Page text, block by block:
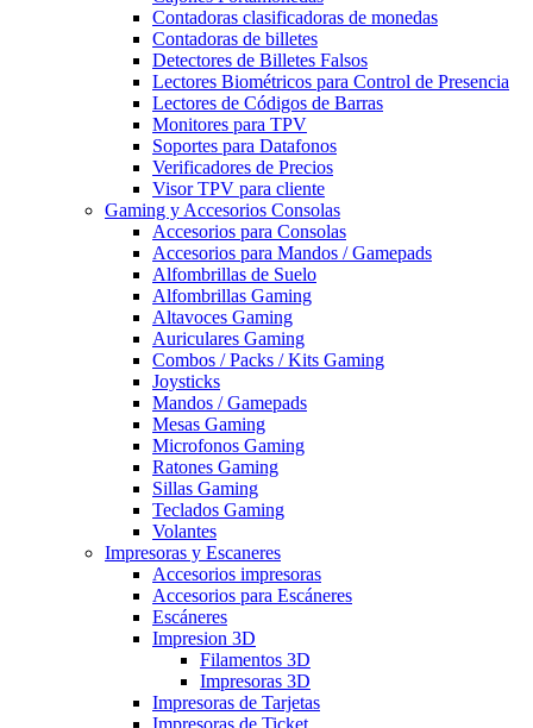
Contadoras clasificadoras de monedas
Contadoras de billetes
Detectores de Billetes Falsos
Lectores Biométricos para Control de Presencia
Lectores de Códigos de Barras
Monitores para TPV
Soportes para Datafonos
Verificadores de Precios
Visor TPV para cliente
Gaming y Accesorios Consolas
Accesorios para Consolas
Accesorios para Mandos / Gamepads
Alfombrillas de Suelo
Alfombrillas Gaming
Altavoces Gaming
Auriculares Gaming
Combos / Packs / Kits Gaming
Joysticks
Mandos / Gamepads
Mesas Gaming
Microfonos Gaming
Ratones Gaming
Sillas Gaming
Teclados Gaming
Volantes
Impresoras y Escaneres
Accesorios impresoras
Accesorios para Escáneres
Escáneres
Impresion 3D
Filamentos 3D
Impresoras 3D
Impresoras de Tarjetas
Impresoras de Ticket